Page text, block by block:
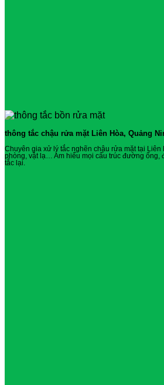
thông tắc chậu rửa mặt Liên Hòa, Quảng
Chuyên gia xử lý tắc nghẽn chậu rửa mặt tại Liên
phòng, vật lạ… Am hiểu mọi cấu trúc đường ống,
tắc lại.